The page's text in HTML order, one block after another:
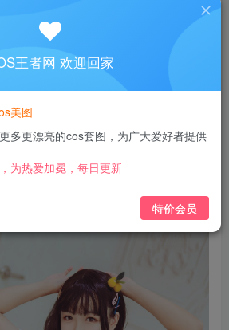
付费后查看
3
钻石会员 免费
立即购买
王者网 欢迎回家
美图
多更漂亮的cos套图，为广大爱好者提供
为热爱加冕，每日更新
特价会员